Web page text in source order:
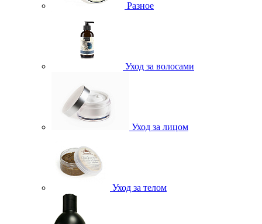
Разное
Уход за волосами
Уход за лицом
Уход за телом